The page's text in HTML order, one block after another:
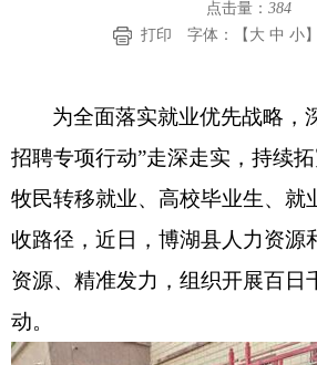
点击量： 384
打印
字体：【 大 中 小】
为全面落实就业优先战略，
招聘专项行动”走深走实，持续
牧民转移就业、高校毕业生、就
收路径，近日，博湖县人力资源
资源、精准发力，组织开展百日
动。